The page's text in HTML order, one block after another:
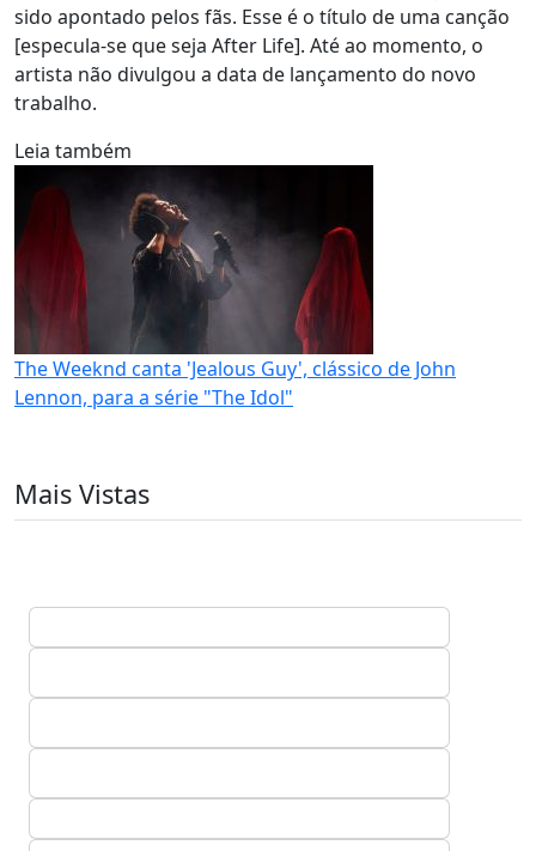
sido apontado pelos fãs. Esse é o título de uma canção
[especula-se que seja After Life]. Até ao momento, o
artista não divulgou a data de lançamento do novo
trabalho.
Leia também
The Weeknd canta 'Jealous Guy', clássico de John
Lennon, para a série "The Idol"
Mais Vistas